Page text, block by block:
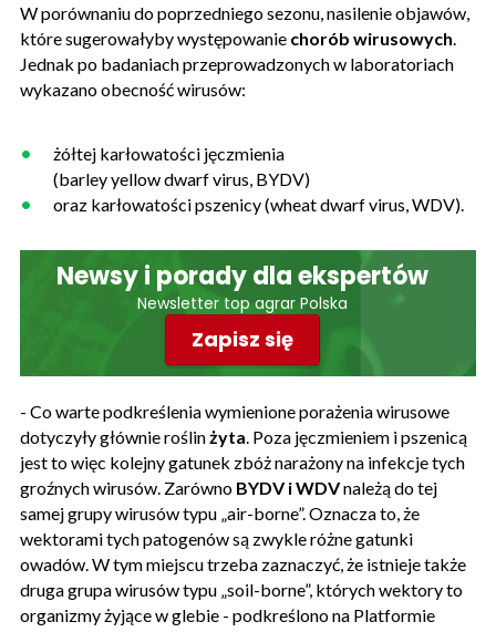
W porównaniu do poprzedniego sezonu, nasilenie objawów,
które sugerowałyby występowanie chorób wirusowych.
Jednak po badaniach przeprowadzonych w laboratoriach
wykazano obecność wirusów:
żółtej karłowatości jęczmienia
(barley yellow dwarf virus, BYDV)
oraz karłowatości pszenicy (wheat dwarf virus, WDV).
Newsy i porady dla ekspertów
Newsletter top agrar Polska
Zapisz się
- Co warte podkreślenia wymienione porażenia wirusowe
dotyczyły głównie roślinżyta. Poza jęczmieniem i pszenicą
jest to więc kolejny gatunek zbóż narażony na infekcje tych
groźnych wirusów. Zarówno BYDV i WDVnależą do tej
samej grupy wirusów typu „air-borne”. Oznacza to, że
wektorami tych patogenów są zwykle różne gatunki
owadów. W tym miejscu trzeba zaznaczyć, że istnieje także
druga grupa wirusów typu „soil-borne”, których wektory to
organizmy żyjące w glebie - podkreślono na Platformie